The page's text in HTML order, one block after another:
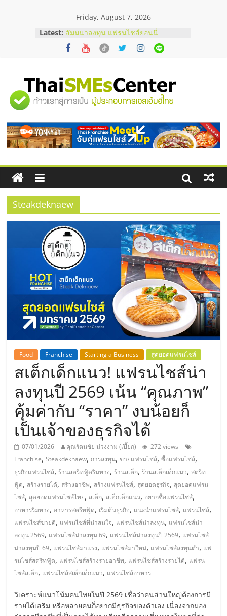
Friday, August 7, 2026
Latest:
สัมมนาออนไลน์ โอกาสบริหารสถานี
บริการน้ำมัน Shell
สัมมนาลงทุน แฟรนไชส์ยอนนี่
ThaiFranchise Meet Up จับคู่แฟรน
โซลูชันระบบภาพและเสียง
บริษัท Cybersecurity ในไทยที่ไหนดี?
วิธีเลือกผู้ให้บริการให้คุ้มค่าและตอบ
อยากหาเงินทุน เพิ่มสภาพคล่องให้ธุรกิจ
เริ่มยังไงให้ผ่านฉลุย
"ศูนย์
รวม
ข้อมูล
ธุรกิจ
SME
แห่ง
ประเทศไทย,
ThaiSMEsCenter,
รวม
ธุรกิจ
เอ
ส
เอ็
มอี
ไทย,
SMEs,
แฟ
รน
ไชส์,
Steakdeknaew
Food Franchise Starting a Business สุดยอดแฟรนไชส์
สเต็กเด็กแนว! แฟรนไชส์น่า
ลงทุนปี 2569 เน้น “คุณภาพ”
คุ้มค่ากับ “ราคา” งบน้อยก็
เป็นเจ้าของธุรกิจได้
07/01/2026 คุณรัตนชัย ม่วงงาม (เปี๊ยก)
272 views
Franchise,Steakdeknaew, การลงทุน,ขายแฟรนไชส์,ซื้อแฟรนไชส์,
ธุรกิจแฟรนไชส์, ร้านสตรีทฟู้ดริมทาง, ร้านสเต็ก, ร้านสเต็กเด็กแนว, สตรีท
ฟู้ด, สร้างรายได้, สร้างอาชีพ, สร้างแฟรนไชส์, สุดยอดธุรกิจ, สุดยอดแฟรน
ไชส์, สุดยอดแฟรนไชส์ไทย, สเต็ก, สเต็กเด็กแนว, อยากซื้อแฟรนไชส์,
อาหารริมทาง, อาหารสตรีทฟู้ด, เริ่มต้นธุรกิจ, แนะนำแฟรนไชส์, แฟรนไชส์,
แฟรนไชส์ขายดี, แฟรนไชส์ที่น่าสนใจ, แฟรนไชส์น่าลงทุน, แฟรนไชส์น่า
ลงทุน 2569, แฟรนไชส์น่าลงทุน 69, แฟรนไชส์น่าลงทุนปี 2569, แฟรนไชส์
น่าลงทุนปี 69, แฟรนไชส์มาแรง, แฟรนไชส์มาใหม่, แฟรนไชส์ลงทุนต่ำ, แฟ
รนไชส์สตรีทฟู้ด, แฟรนไชส์สร้างรายอาชีพ, แฟรนไชส์สร้างรายได้, แฟรน
ไชส์สเต็ก, แฟรนไชส์สเต็กเด็กแนว, แฟรนไชส์อาหาร
วิเคราะห์แนวโน้มคนไทยในปี 2569 เชื่อว่าคนส่วนใหญ่ต้องการมี
รายได้เสริม หรือหลายคนก็อยากมีธุรกิจของตัวเอง เนื่องจากมอง